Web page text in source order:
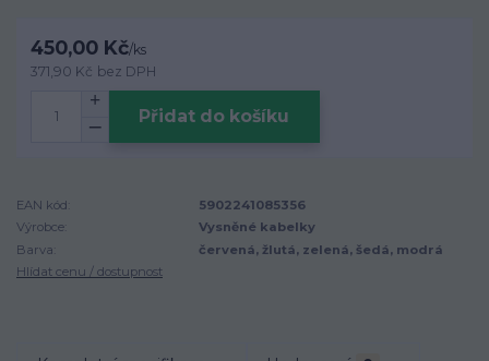
450,00 Kč/ks
371,90 Kč bez DPH
Přidat do košíku
EAN kód:
5902241085356
Výrobce:
Vysněné kabelky
Barva:
červená, žlutá, zelená, šedá, modrá
Hlídat cenu / dostupnost